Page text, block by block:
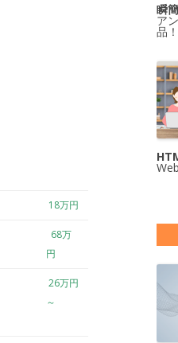
18万円
68万
円
26万円
～
瞬
ア
品！